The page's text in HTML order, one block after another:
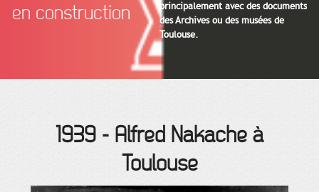
en construction
principalement avec des documents
des Archives ou des musées de
Toulouse.
1939 - Alfred Nakache à
Toulouse